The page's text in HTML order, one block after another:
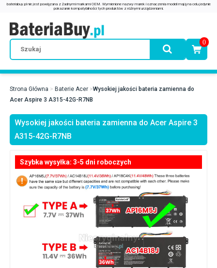
0
Strona Główna Baterie Acer
Wysokiej jakości bateria zamienna do
Acer Aspire 3 A315-42G-R7NB
Wysokiej jakości bateria zamienna do Acer Aspire 3
A315-42G-R7NB
Szybka wysyłka: 3-5 dni roboczych